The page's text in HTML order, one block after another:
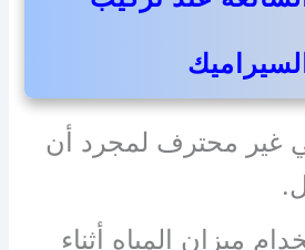
السيراميك
غير محترف لمجرد أن
ميزان المياه أثناء